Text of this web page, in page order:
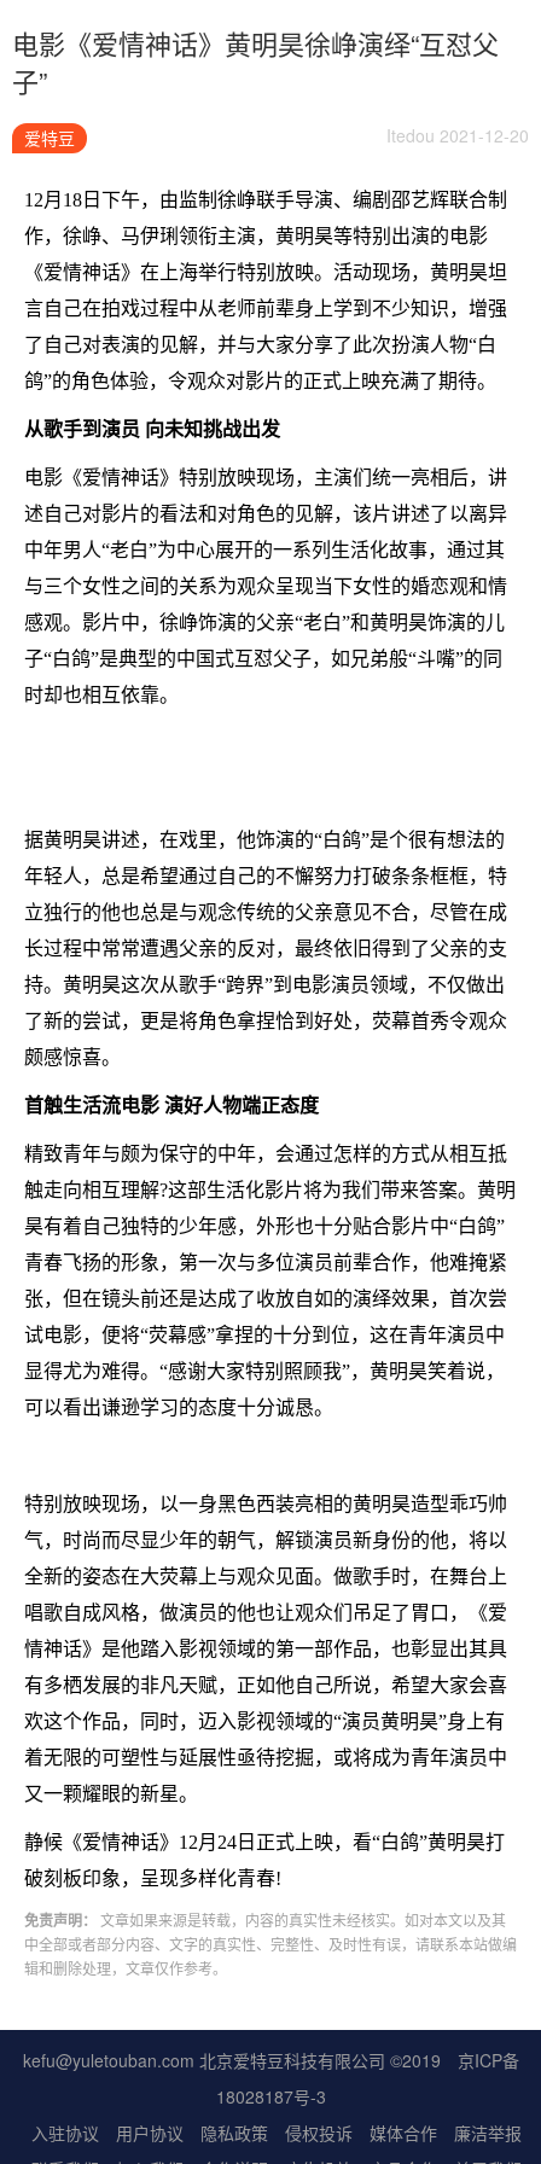
电影《爱情神话》黄明昊徐峥演绎“互怼父
子”
爱特豆 Itedou 2021-12-20
12月18日下午，由监制徐峥联手导演、编剧邵艺辉联合制
作，徐峥、马伊琍领衔主演，黄明昊等特别出演的电影
《爱情神话》在上海举行特别放映。活动现场，黄明昊坦
言自己在拍戏过程中从老师前辈身上学到不少知识，增强
了自己对表演的见解，并与大家分享了此次扮演人物“白
鸽”的角色体验，令观众对影片的正式上映充满了期待。
从歌手到演员 向未知挑战出发
电影《爱情神话》特别放映现场，主演们统一亮相后，讲
述自己对影片的看法和对角色的见解，该片讲述了以离异
中年男人“老白”为中心展开的一系列生活化故事，通过其
与三个女性之间的关系为观众呈现当下女性的婚恋观和情
感观。影片中，徐峥饰演的父亲“老白”和黄明昊饰演的儿
子“白鸽”是典型的中国式互怼父子，如兄弟般“斗嘴”的同
时却也相互依靠。
据黄明昊讲述，在戏里，他饰演的“白鸽”是个很有想法的
年轻人，总是希望通过自己的不懈努力打破条条框框，特
立独行的他也总是与观念传统的父亲意见不合，尽管在成
长过程中常常遭遇父亲的反对，最终依旧得到了父亲的支
持。黄明昊这次从歌手“跨界”到电影演员领域，不仅做出
了新的尝试，更是将角色拿捏恰到好处，荧幕首秀令观众
颇感惊喜。
首触生活流电影 演好人物端正态度
精致青年与颇为保守的中年，会通过怎样的方式从相互抵
触走向相互理解?这部生活化影片将为我们带来答案。黄明
昊有着自己独特的少年感，外形也十分贴合影片中“白鸽”
青春飞扬的形象，第一次与多位演员前辈合作，他难掩紧
张，但在镜头前还是达成了收放自如的演绎效果，首次尝
试电影，便将“荧幕感”拿捏的十分到位，这在青年演员中
显得尤为难得。“感谢大家特别照顾我”，黄明昊笑着说，
可以看出谦逊学习的态度十分诚恳。
特别放映现场，以一身黑色西装亮相的黄明昊造型乖巧帅
气，时尚而尽显少年的朝气，解锁演员新身份的他，将以
全新的姿态在大荧幕上与观众见面。做歌手时，在舞台上
唱歌自成风格，做演员的他也让观众们吊足了胃口，《爱
情神话》是他踏入影视领域的第一部作品，也彰显出其具
有多栖发展的非凡天赋，正如他自己所说，希望大家会喜
欢这个作品，同时，迈入影视领域的“演员黄明昊”身上有
着无限的可塑性与延展性亟待挖掘，或将成为青年演员中
又一颗耀眼的新星。
静候《爱情神话》12月24日正式上映，看“白鸽”黄明昊打
破刻板印象，呈现多样化青春!
免责声明：
文章如果来源是转载，内容的真实性未经核实。如对本文以及其
中全部或者部分内容、文字的真实性、完整性、及时性有误，请联系本站做编
辑和删除处理，文章仅作参考。
kefu@yuletouban.com 北京爱特豆科技有限公司 ©2019
京ICP备
18028187号-3
入驻协议
用户协议 隐私政策 侵权投诉 媒体合作
廉洁举报